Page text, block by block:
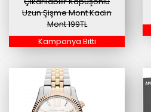
Uzun Şişme Mont Kadın
Mont 199TL
Kampanya Bitti